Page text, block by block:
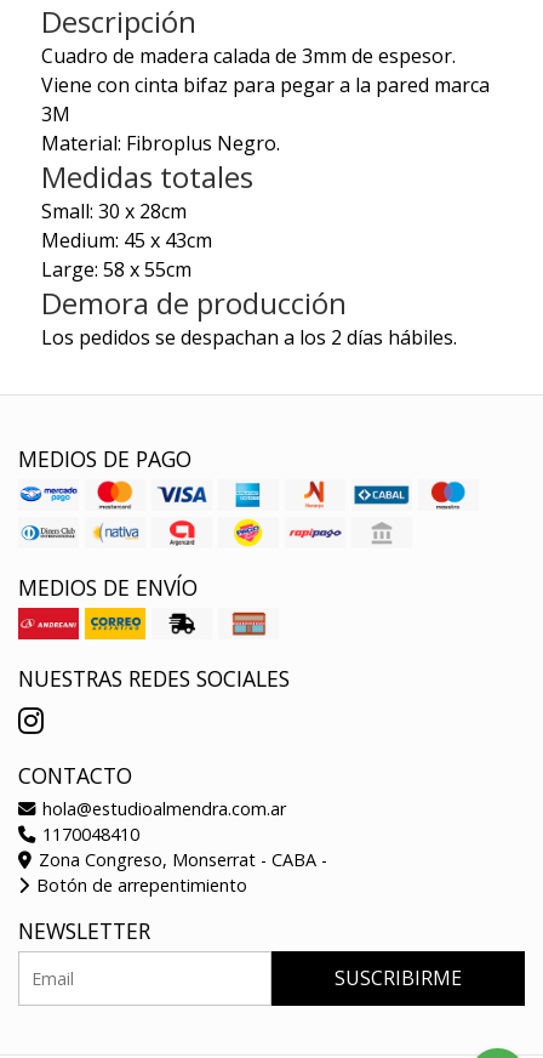
Descripción
Cuadro de madera calada de 3mm de espesor.
Viene con cinta bifaz para pegar a la pared marca
3M
Material: Fibroplus Negro.
Medidas totales
Small: 30 x 28cm
Medium: 45 x 43cm
Large: 58 x 55cm
Demora de producción
Los pedidos se despachan a los 2 días hábiles.
MEDIOS DE PAGO
MEDIOS DE ENVÍO
NUESTRAS REDES SOCIALES
CONTACTO
hola@estudioalmendra.com.ar
1170048410
Zona Congreso, Monserrat - CABA -
Botón de arrepentimiento
NEWSLETTER
SUSCRIBIRME